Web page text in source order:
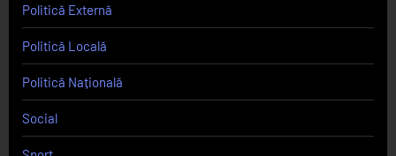
Politică Externă
Politică Locală
Politică Națională
Social